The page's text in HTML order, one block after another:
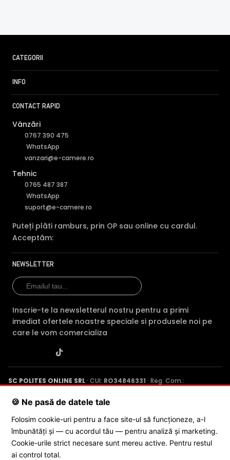
distanta.
FILTRU IR MECANIC (ICR / IR Cut Fillter)
IR Mecanic autoretractabil ce filtreaza lumina in infrarosu
pe timpul zilei, pentru a evita anumitele defecte de
afisare a culorilor, iar pe timpul noptii acesta este retras
imbunatatind vizibilitatea camerei in modul alb/negru.
CATEGORII
INFO
CONTACT RAPID
Vânzări
0767 390 475
WhatsApp
vanzari@e-camere.ro
Tehnic
0765 487 387
WhatsApp
suport@e-camere.ro
Puteți plăti ramburs, prin OP sau online cu cardul.
Acceptăm:
NEWSLETTER
Inscrie-te la newsletterul nostru pentru a primi
imediat ofertele noastre speciale si produsele noi pe
care le vom comercializa
SC POLITES ONLINE SRL · CUI: RO34846331 · Reg. Com.:
Poenaru, Nr. 1, Craiova, Jud. Dolj ·
© 2026 SC POLITES ONLINE SRL
🍪 Ne pasă de datele tale
Folosim cookie-uri pentru a face site-ul să funcționeze, a-l
îmbunătăți și — cu acordul tău — pentru analiză și marketing.
Cookie-urile strict necesare sunt mereu active. Pentru restul
ai control total.